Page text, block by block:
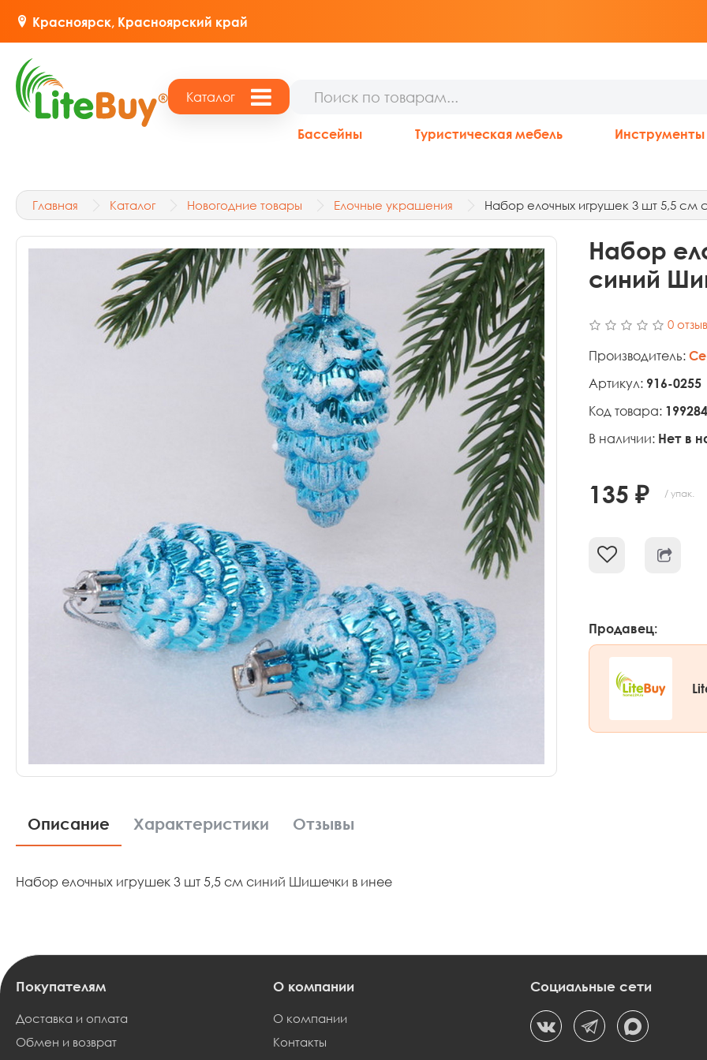
Красноярск, Красноярский край
Каталог
Бассейны Туристическая мебель Инструменты
Главная Каталог Новогодние товары Елочные украшения Набор елочных игрушек 3 шт 5,5
Набор
синий
0
Производитель:
Артикул: 916-0255
Код товара: 199284
В наличии: Нет в
135 ₽ / упак.
Продавец:
Описание Характеристики Отзывы
Набор елочных игрушек 3 шт 5,5 см синий Шишечки в инее
Покупателям
Доставка и оплата
Обмен и возврат
О компании
О компании
Контакты
Социальные сети